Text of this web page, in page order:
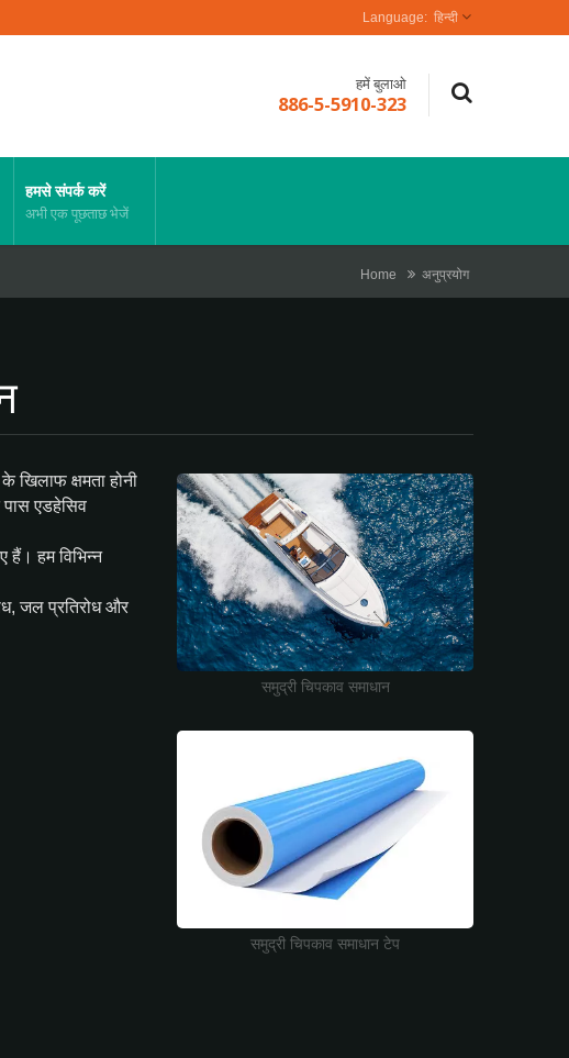
हिन्दी
हमें बुलाओ
886-5-5910-323
हमसे संपर्क करें
अभी एक पूछताछ भेजें
Home अनुप्रयोग
समुद्री चिपकाव समाधान
समुद्री चिपकाव समाधान टेप
खिलाफ क्षमता होनी
एडहेसिव
हैं। हम विभिन्न
जल प्रतिरोध और